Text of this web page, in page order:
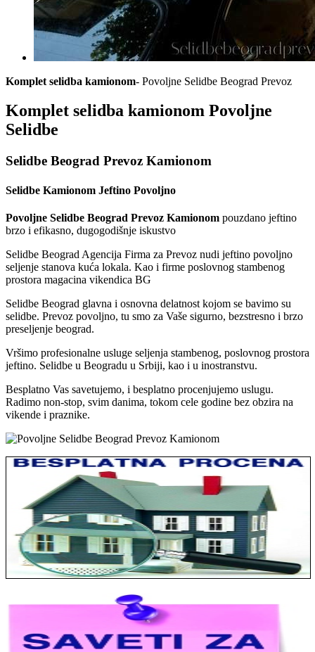
Komplet selidba kamionom- Povoljne Selidbe Beograd Prevoz
Komplet selidba kamionom Povoljne
Selidbe
Selidbe Beograd Prevoz Kamionom
Selidbe Kamionom Jeftino Povoljno
Povoljne Selidbe Beograd Prevoz Kamionom pouzdano jeftino
brzo i efikasno, dugogodišnje iskustvo
Selidbe Beograd Agencija Firma za Prevoz nudi jeftino povoljno
seljenje stanova kuća lokala. Kao i firme poslovnog stambenog
prostora magacina vikendica BG
Selidbe Beograd glavna i osnovna delatnost kojom se bavimo su
selidbe. Prevoz povoljno, tu smo za Vaše sigurno, bezstresno i brzo
preseljenje beograd.
Vršimo profesionalne usluge seljenja stambenog, poslovnog prostora
jeftino. Selidbe u Beogradu u Srbiji, kao i u inostranstvu.
Besplatno Vas savetujemo, i besplatno procenjujemo uslugu.
Radimo non-stop, svim danima, tokom cele godine bez obzira na
vikende i praznike.